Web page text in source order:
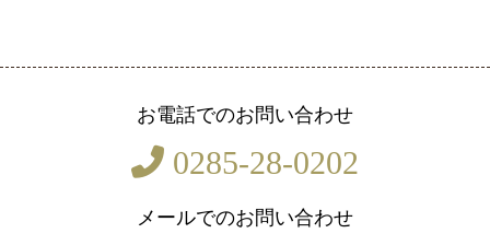
お電話でのお問い合わせ
0285-28-0202
メールでのお問い合わせ